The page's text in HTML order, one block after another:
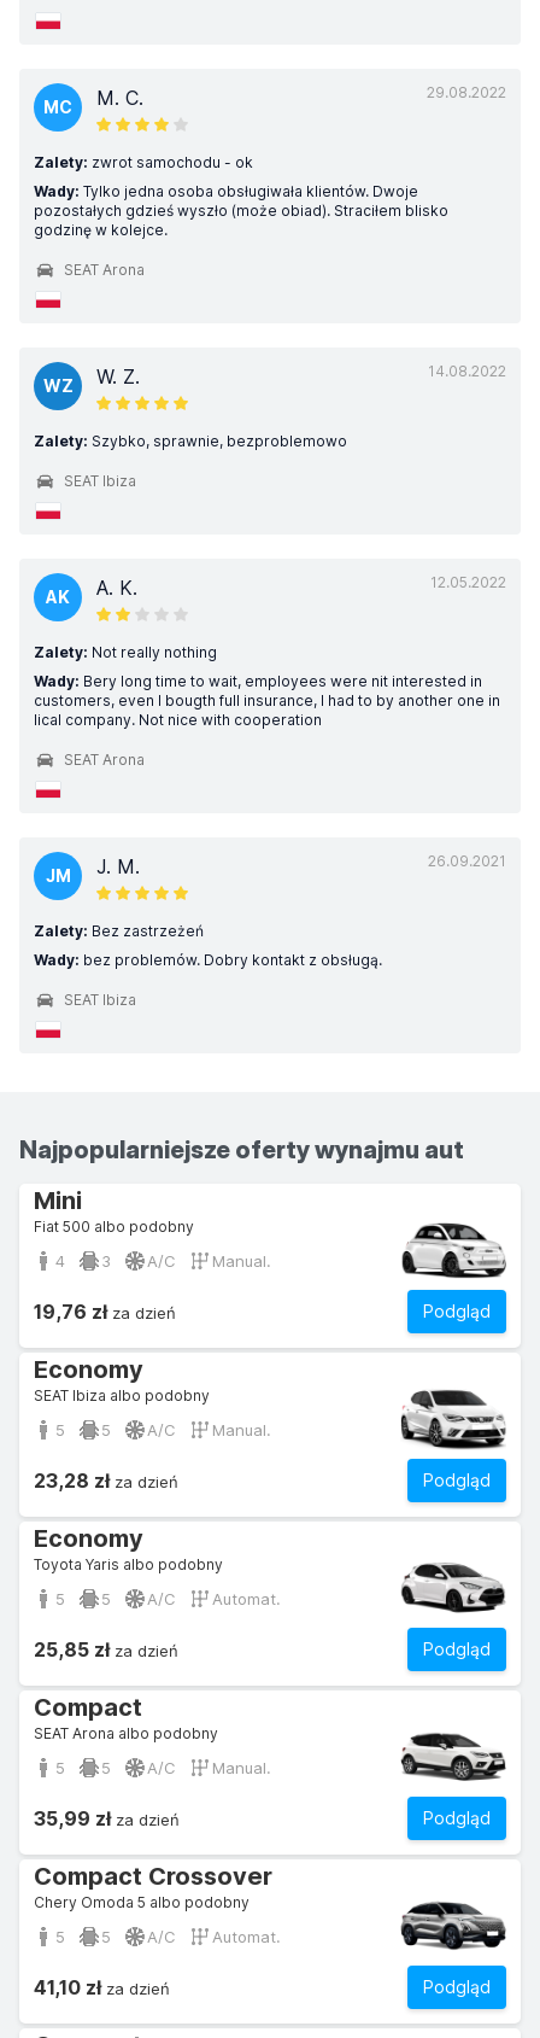
29.08.2022
MC M. C.
Zalety: zwrot samochodu - ok
Wady: Tylko jedna osoba obsługiwała klientów. Dwoje
pozostałych gdzieś wyszło (może obiad). Straciłem blisko
godzinę w kolejce.
SEAT Arona
14.08.2022
WZ W. Z.
Zalety: Szybko, sprawnie, bezproblemowo
SEAT Ibiza
12.05.2022
AK A. K.
Zalety: Not really nothing
Wady: Bery long time to wait, employees were nit interested in
customers, even I bougth full insurance, I had to by another one in
lical company. Not nice with cooperation
SEAT Arona
26.09.2021
JM J. M.
Zalety: Bez zastrzeżeń
Wady: bez problemów. Dobry kontakt z obsługą.
SEAT Ibiza
Najpopularniejsze oferty wynajmu aut
Mini
Fiat 500 albo podobny
4 3 A/C Manual.
Podgląd
19,76 złza dzień
Economy
SEAT Ibiza albo podobny
5 5 A/C Manual.
Podgląd
23,28 złza dzień
Economy
Toyota Yaris albo podobny
5 5 A/C Automat.
Podgląd
25,85 złza dzień
Compact
SEAT Arona albo podobny
5 5 A/C Manual.
Podgląd
35,99 złza dzień
Compact Crossover
Chery Omoda 5 albo podobny
5 5 A/C Automat.
Podgląd
41,10 złza dzień